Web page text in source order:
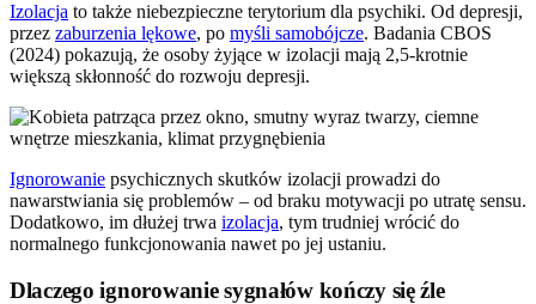
Izolacja to także niebezpieczne terytorium dla psychiki. Od depresji,
przez zaburzenia lękowe, po myśli samobójcze. Badania CBOS
(2024) pokazują, że osoby żyjące w izolacji mają 2,5-krotnie
większą skłonność do rozwoju depresji.
Ignorowanie psychicznych skutków izolacji prowadzi do
nawarstwiania się problemów – od braku motywacji po utratę sensu.
Dodatkowo, im dłużej trwa izolacja, tym trudniej wrócić do
normalnego funkcjonowania nawet po jej ustaniu.
Dlaczego ignorowanie sygnałów kończy się źle